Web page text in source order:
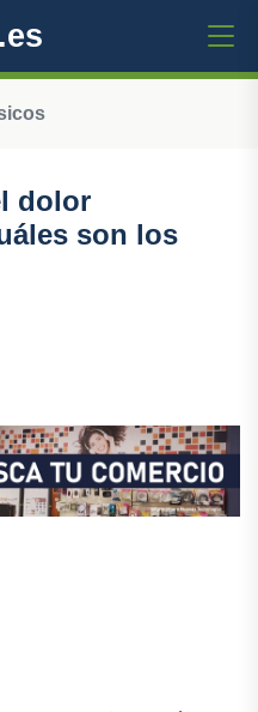
dolor
son los